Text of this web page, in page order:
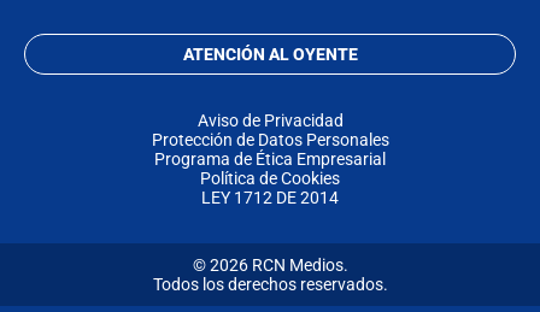
ATENCIÓN AL OYENTE
Aviso de Privacidad
Protección de Datos Personales
Programa de Ética Empresarial
Política de Cookies
LEY 1712 DE 2014
© 2026 RCN Medios.
Todos los derechos reservados.